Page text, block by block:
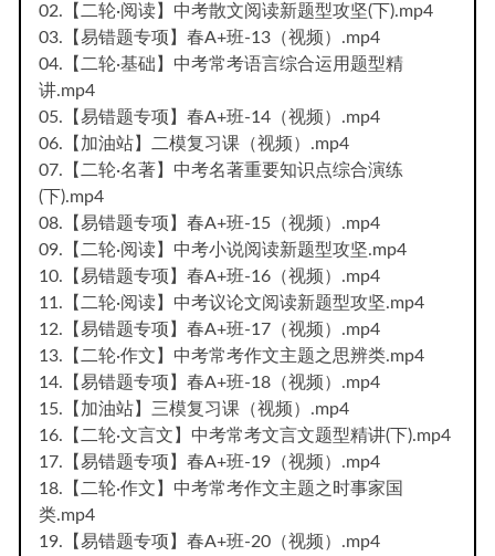
02.【二轮·阅读】中考散文阅读新题型攻坚(下).mp4
03.【易错题专项】春A+班-13（视频）.mp4
04.【二轮·基础】中考常考语言综合运用题型精
讲.mp4
05.【易错题专项】春A+班-14（视频）.mp4
06.【加油站】二模复习课（视频）.mp4
07.【二轮·名著】中考名著重要知识点综合演练
(下).mp4
08.【易错题专项】春A+班-15（视频）.mp4
09.【二轮·阅读】中考小说阅读新题型攻坚.mp4
10.【易错题专项】春A+班-16（视频）.mp4
11.【二轮·阅读】中考议论文阅读新题型攻坚.mp4
12.【易错题专项】春A+班-17（视频）.mp4
13.【二轮·作文】中考常考作文主题之思辨类.mp4
14.【易错题专项】春A+班-18（视频）.mp4
15.【加油站】三模复习课（视频）.mp4
16.【二轮·文言文】中考常考文言文题型精讲(下).mp4
17.【易错题专项】春A+班-19（视频）.mp4
18.【二轮·作文】中考常考作文主题之时事家国
类.mp4
19.【易错题专项】春A+班-20（视频）.mp4